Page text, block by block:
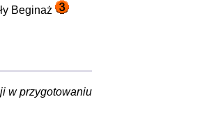
Beginaż
w przygotowaniu